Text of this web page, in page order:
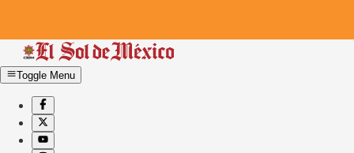
Toggle Menu